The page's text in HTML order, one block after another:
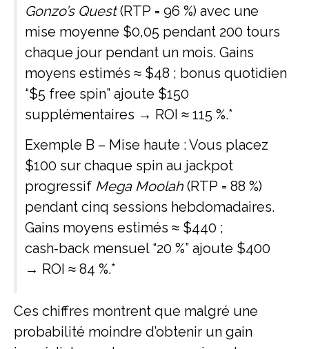
Gonzo’s Quest(RTP = 96 %) avec une
mise moyenne $0,05 pendant 200 tours
chaque jour pendant un mois. Gains
moyens estimés ≈ $48 ; bonus quotidien
“$5 free spin” ajoute $150
supplémentaires → ROI ≈ 115 %.*
Exemple B – Mise haute : Vous placez
$100 sur chaque spin au jackpot
progressif Mega Moolah (RTP = 88 %)
pendant cinq sessions hebdomadaires.
Gains moyens estimés ≈ $440 ;
cash‑back mensuel “20 %” ajoute $400
→ ROI ≈ 84 %.*
Ces chiffres montrent que malgré une
probabilité moindre d’obtenir un gain